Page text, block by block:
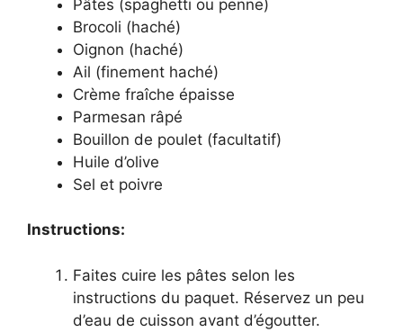
Pâtes (spaghetti ou penne)
Brocoli (haché)
Oignon (haché)
Ail (finement haché)
Crème fraîche épaisse
Parmesan râpé
Bouillon de poulet (facultatif)
Huile d’olive
Sel et poivre
Instructions:
Faites cuire les pâtes selon les
instructions du paquet. Réservez un peu
d’eau de cuisson avant d’égoutter.